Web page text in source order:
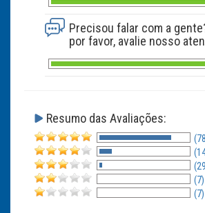
Precisou falar com a
por favor, avalie nosso
Resumo das Avaliações:
(7)
(7)